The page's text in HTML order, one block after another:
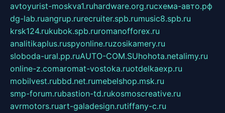
avtoyurist-moskva1.ruhardware.org.ruсхема-авто.рф
dg-lab.ruangrup.rurecruiter.spb.rumusic8.spb.ru
krsk124.rukubok.spb.ruromanofforex.ru
analitikaplus.ruspyonline.ruzosikamery.ru
sloboda-ural.pp.ruAUTO-COM.SUhohota.netalimy.ru
online-z.comaromat-vostoka.ruotdelkaexp.ru
mobilvest.rubbd.net.rumebelshop.msk.ru
smp-forum.rubastion-td.rukosmoscreative.ru
avrmotors.ruart-galadesign.rutiffany-c.ru